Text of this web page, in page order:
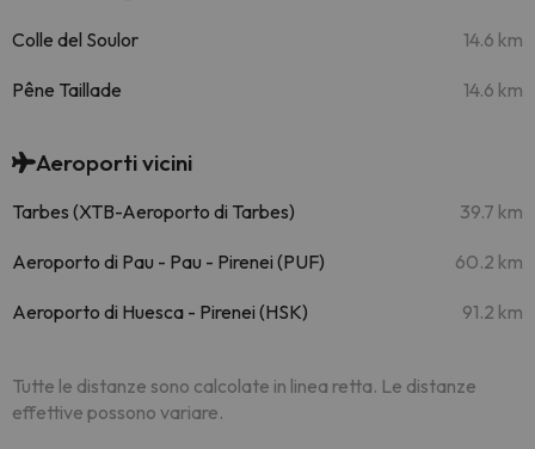
Colle del Soulor 14.6 km
Pêne Taillade 14.6 km
Aeroporti vicini
Tarbes (XTB-Aeroporto di Tarbes) 39.7 km
Aeroporto di Pau - Pau - Pirenei (PUF) 60.2 km
Aeroporto di Huesca - Pirenei (HSK) 91.2 km
Tutte le distanze sono calcolate in linea retta. Le distanze
effettive possono variare.